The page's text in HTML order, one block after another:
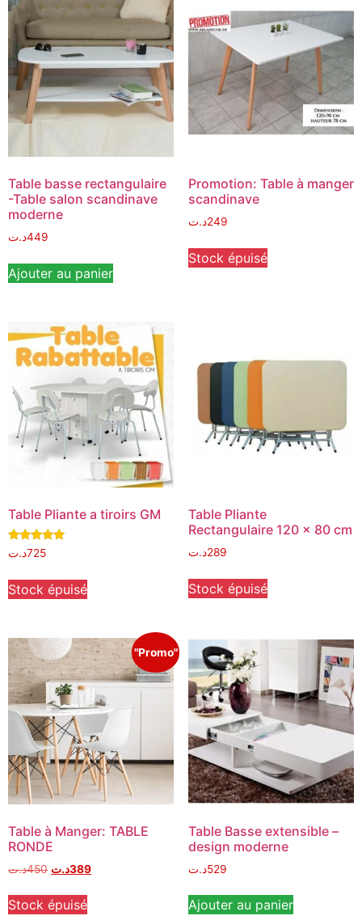
Table basse rectangulaire
-Table salon scandinave
moderne
449د.ت
Ajouter au panier
Promotion: Table à manger
scandinave
249د.ت
Stock épuisé
Table Pliante a tiroirs GM
Note
5.00
725د.ت
Stock épuisé
Table Pliante
Rectangulaire 120 x 80 cm
289د.ت
Stock épuisé
"Promo"
Table à Manger: TABLE
RONDE
450د.ت 389د.ت
Stock épuisé
Table Basse extensible –
design moderne
529د.ت
Ajouter au panier